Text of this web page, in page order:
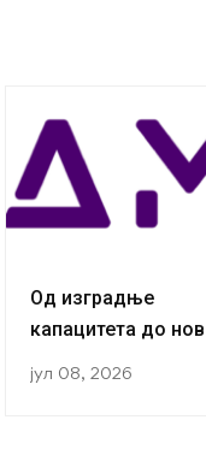
Од изградње
капацитета до
јул 08, 2026